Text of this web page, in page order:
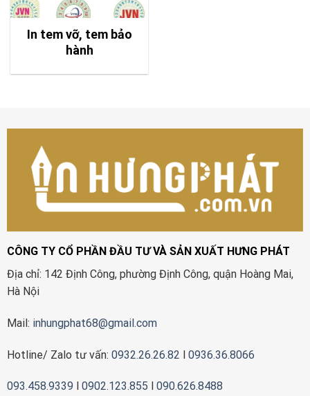
In tem vỡ, tem bảo
hành
CÔNG TY CỔ PHẦN ĐẦU TƯ VÀ SẢN XUẤT HƯNG PHÁT
Địa chỉ: 142 Định Công, phường Định Công, quận Hoàng Mai,
Hà Nội
Mail: inhungphat68@gmail.com
Hotline/ Zalo tư vấn: 0932.26.26.82 l 0936.36.8066
093.458.9339 0902.123.855 090.626.8488